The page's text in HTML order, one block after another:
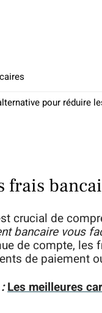
pour réduire
frais
crucial de
bancaire vous
de compte, les
de paiement
Les meilleures